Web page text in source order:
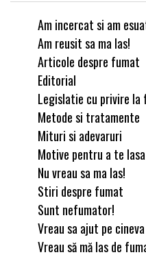
Am incercat si am
Am reusit sa ma las!
Articole despre fumat
Editorial
Legislatie cu privire
Metode si tratamente
Mituri si adevaruri
Motive pentru a te
Nu vreau sa ma las!
Stiri despre fumat
Sunt nefumator!
Vreau sa ajut pe cineva
Vreau să mă las de